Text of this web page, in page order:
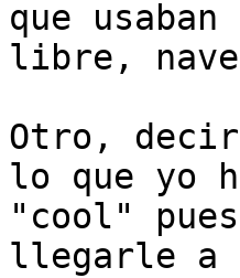
que
libre,
Otro,
lo que yo
"cool"
llegarle a